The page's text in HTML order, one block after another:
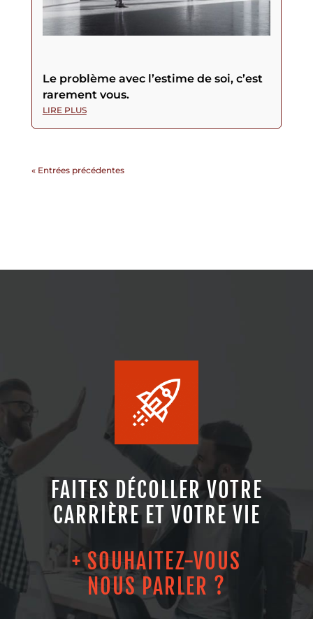
Le problème avec l’estime de soi, c’est
rarement vous.
LIRE PLUS
« Entrées précédentes
FAITES DÉCOLLER VOTRE
CARRIÈRE ET VOTRE VIE
+ SOUHAITEZ-VOUS
NOUS PARLER ?